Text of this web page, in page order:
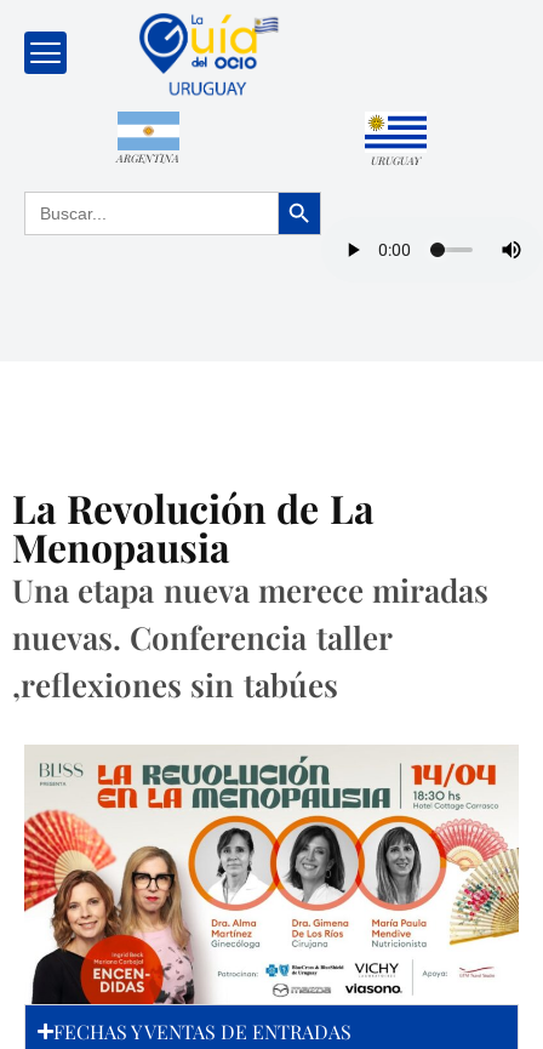
ARGENTINA URUGUAY
Buscar: Botón de búsqueda
La Revolución de La
Menopausia
Una etapa nueva merece miradas
nuevas. Conferencia taller
,reflexiones sin tabúes
FECHAS Y VENTAS DE ENTRADAS